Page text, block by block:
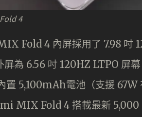
4
Fold 4 內屏採用了 7.98 吋
屏為 6.56 吋 120HZ LTPO 屏
置 5,100mAh電池（支援
MIX Fold 4 搭載最新